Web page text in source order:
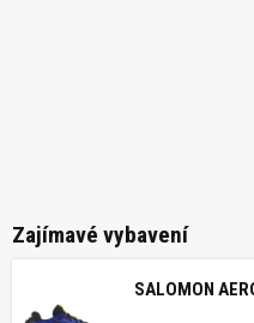
Zajímavé vybavení
SALOMON